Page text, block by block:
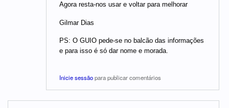
Agora resta-nos usar e voltar para melhorar
Gilmar Dias
PS: O GUIO pede-se no balcão das informações
e para isso é só dar nome e morada.
Inicie sessãopara publicar comentários